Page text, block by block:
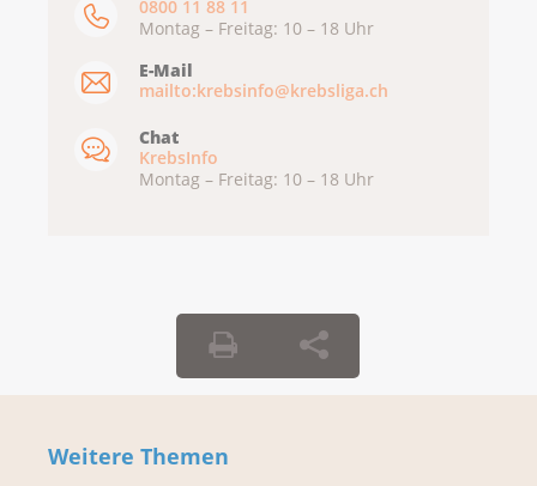
0800 11 88 11
Montag – Freitag: 10 – 18 Uhr
E-Mail
mailto:krebsinfo@krebsliga.ch
Chat
KrebsInfo
Montag – Freitag: 10 – 18 Uhr
Weitere Themen